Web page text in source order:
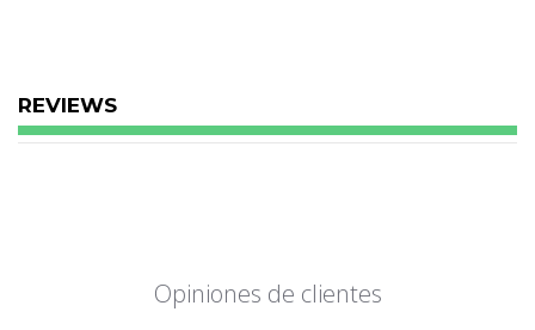
microorganismos al por mayor, sin comprobar si son apropiadas,
compatibles entre sí o específicas para estas plantas.
En lugar de dirigir el proceso de principio a fin, externalizan su
no es la manera correcta de describir hongos para la zona radicular.
REVIEWS
Opiniones de clientes